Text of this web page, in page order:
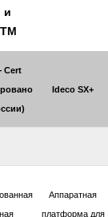
и
Cert
Ideco SX+
Аппаратная
платформа для